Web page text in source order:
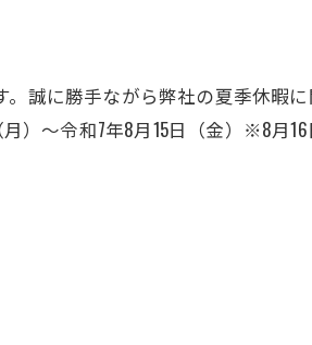
誠に勝手ながら弊社の夏季休暇に
）～令和7年8月15日（金）※8月